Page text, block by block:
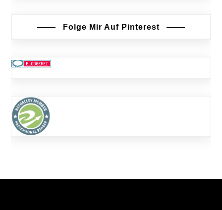
Folge Mir Auf Pinterest